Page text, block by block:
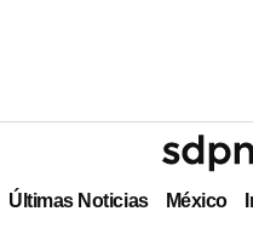
Últimas Noticias México